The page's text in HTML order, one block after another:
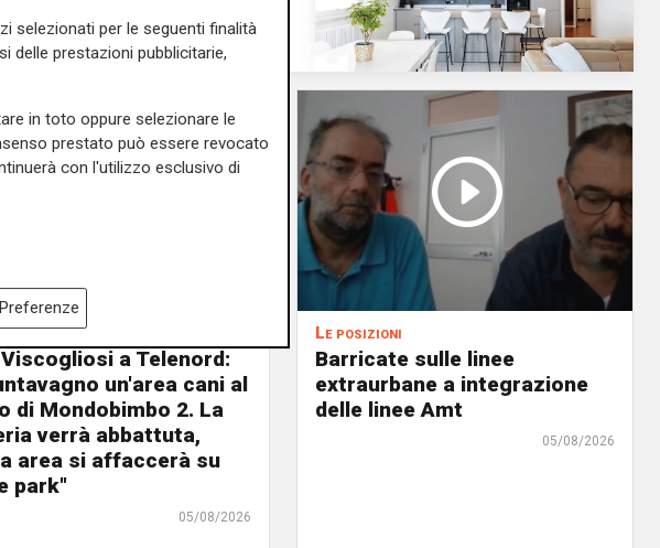
a Telenord:
un'area cani al
di Mondobimbo 2. La
verrà abbattuta,
area si affaccerà su
park"
05/08/2026
Le posizioni
Barricate sulle linee
extraurbane a integrazione
delle linee Amt
05/08/2026
selezionati per le seguenti finalità
delle prestazioni pubblicitarie,
in toto oppure selezionare le
prestato può essere revocato
con l'utilizzo esclusivo di
Preferenze